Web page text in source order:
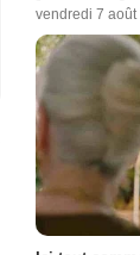
vendredi 7 août